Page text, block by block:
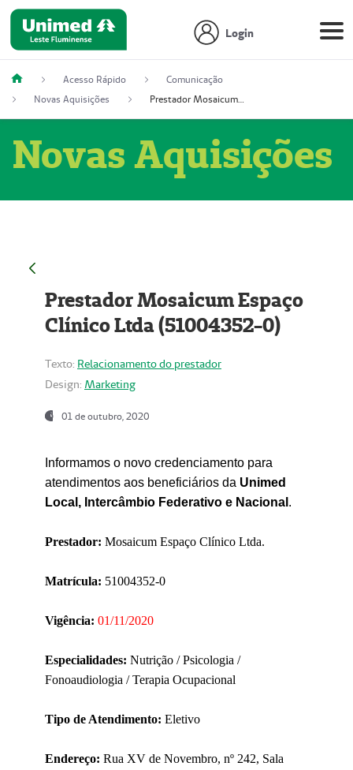
Login
Acesso Rápido
Comunicação
Novas Aquisições
Prestador Mosaicum Espaço Clínico Ltda (51004352-0)
Novas Aquisições
Prestador Mosaicum Espaço
Clínico Ltda (51004352-0)
Texto: Relacionamento do prestador
Design: Marketing
01 de outubro, 2020
Informamos o novo credenciamento para
atendimentos aos beneficiários da Unimed
Local, Intercâmbio Federativo e Nacional .
Prestador: Mosaicum Espaço Clínico Ltda.
Matrícula: 51004352-0
Vigência: 01/11/2020
Especialidades: Nutrição / Psicologia /
Fonoaudiologia / Terapia Ocupacional
Tipo de Atendimento: Eletivo
Endereço: Rua XV de Novembro, nº 242, Sala